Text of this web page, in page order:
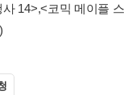
14>,<코믹 메이플